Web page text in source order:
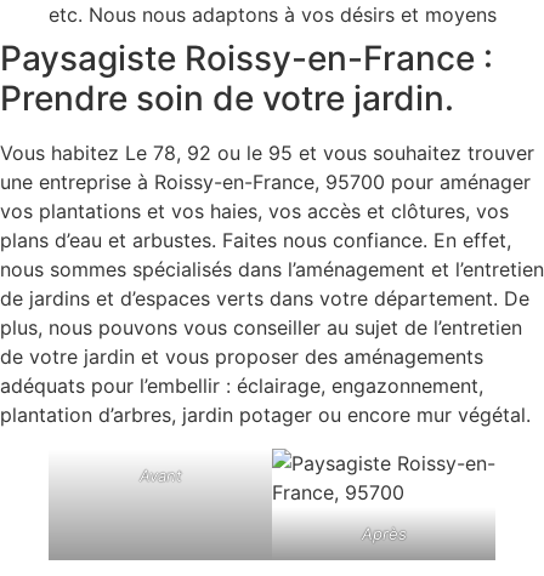
etc. Nous nous adaptons à vos désirs et moyens
Paysagiste Roissy-en-France :
Prendre soin de votre jardin.
Vous habitez Le 78, 92 ou le 95 et vous souhaitez trouver
une entreprise à Roissy-en-France, 95700 pour aménager
vos plantations et vos haies, vos accès et clôtures, vos
plans d’eau et arbustes. Faites nous confiance. En effet,
nous sommes spécialisés dans l’aménagement et l’entretien
de jardins et d’espaces verts dans votre département. De
plus, nous pouvons vous conseiller au sujet de l’entretien
de votre jardin et vous proposer des aménagements
adéquats pour l’embellir : éclairage, engazonnement,
plantation d’arbres, jardin potager ou encore mur végétal.
Avant
Après